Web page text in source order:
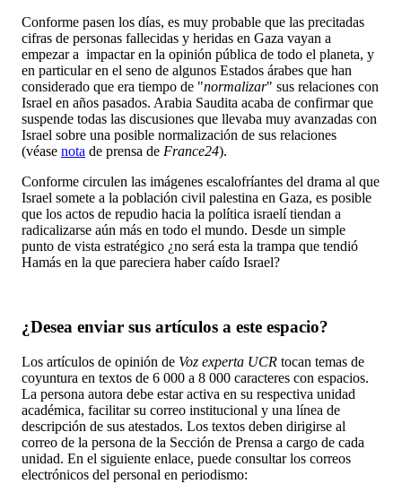
Conforme pasen los días, es muy probable que las precitadas
cifras de personas fallecidas y heridas en Gaza vayan a
empezar a impactar en la opinión pública de todo el planeta, y
en particular en el seno de algunos Estados árabes que han
considerado que era tiempo de "normalizar" sus relaciones con
Israel en años pasados. Arabia Saudita acaba de confirmar que
suspende todas las discusiones que llevaba muy avanzadas con
Israel sobre una posible normalización de sus relaciones
(véase nota de prensa de France24).
Conforme circulen las imágenes escalofríantes del drama al que
Israel somete a la población civil palestina en Gaza, es posible
que los actos de repudio hacia la política israelí tiendan a
radicalizarse aún más en todo el mundo. Desde un simple
punto de vista estratégico ¿no será esta la trampa que tendió
Hamás en la que pareciera haber caído Israel?
¿Desea enviar sus artículos a este espacio?
Los artículos de opinión de Voz experta UCR tocan temas de
coyuntura en textos de 6 000 a 8 000 caracteres con espacios.
La persona autora debe estar activa en su respectiva unidad
académica, facilitar su correo institucional y una línea de
descripción de sus atestados. Los textos deben dirigirse al
correo de la persona de la Sección de Prensa a cargo de cada
unidad. En el siguiente enlace, puede consultar los correos
electrónicos del personal en periodismo: